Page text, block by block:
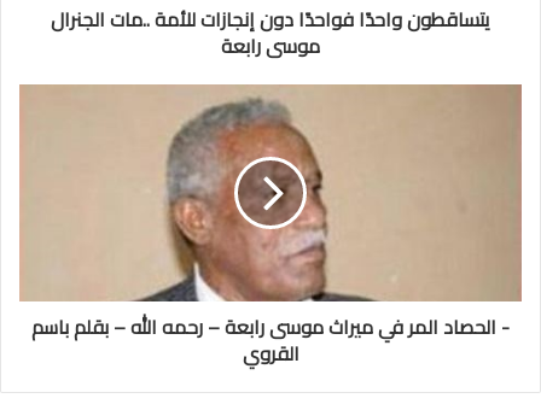
يتساقطون واحدًا فواحدًا دون إنجازات للأمة ..مات الجنرال
موسى رابعة
- الحصاد المر في ميراث موسى رابعة – رحمه الله – بقلم باسم
القروي